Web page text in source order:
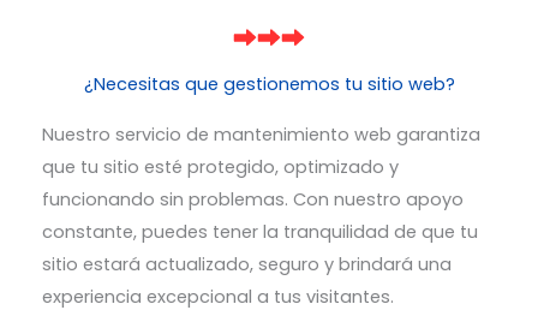
¿Necesitas que gestionemos tu sitio web?
Nuestro servicio de mantenimiento web garantiza
que tu sitio esté protegido, optimizado y
funcionando sin problemas. Con nuestro apoyo
constante, puedes tener la tranquilidad de que tu
sitio estará actualizado, seguro y brindará una
experiencia excepcional a tus visitantes.